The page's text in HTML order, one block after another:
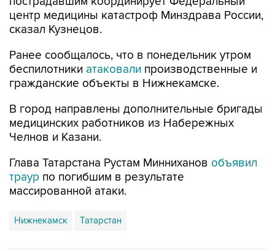
центр медицины катастроф Минздрава России,
сказал Кузнецов.
Ранее сообщалось, что в понедельник утром
беспилотники атаковали производственные и
гражданские объекты в Нижнекамске.
В город направлены дополнительные бригады
медицинских работников из Набережных
Челнов и Казани.
Глава Татарстана Рустам Минниханов объявил
траур по погибшим в результате
массированной атаки.
Нижнекамск Татарстан